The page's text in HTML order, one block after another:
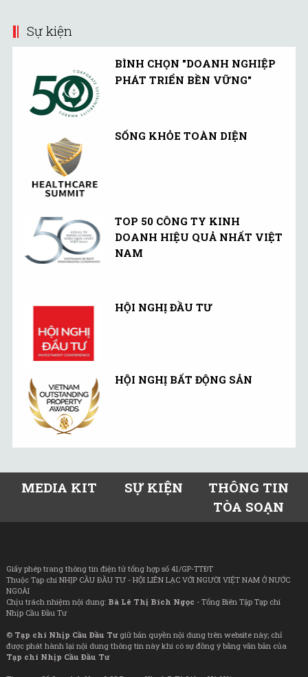
Sự kiện
BÌNH CHỌN "DOANH NGHIỆP
PHÁT TRIỂN BỀN VỮNG"
SỐNG KHỎE TOÀN DIỆN
TOP 50 CÔNG TY KINH
DOANH HIỆU QUẢ NHẤT VIỆT
NAM
HỘI NGHỊ ĐẦU TƯ
HỘI NGHỊ BẤT ĐỘNG SẢN
MEDIA KIT SỰ KIỆN
THÔNG TIN
TÒA SOẠN
Giấy phép trang thông tin điện tử tổng hợp số 41/GP-TTĐT
Thuộc Tạp chí NHỊP CẦU ĐẦU TƯ - HỘI LIÊN LẠC VỚI NGƯỜI VIỆT NAM Ở NƯỚC
NGOÀI
Chịu trách nhiệm nội dung: Bà Lê Thị Bích Ngọc - Tổng Biên Tập Tạp chí
Nhịp Cầu Đầu Tư
© Tạp chí Nhịp Cầu Đầu Tưgiữ bản quyền nội dung trên website này; chỉ
được phát hành lại nội dung thông tin này khi có sự đồng ý bằng văn bản của
Tạp chí Nhịp Cầu Đầu Tư